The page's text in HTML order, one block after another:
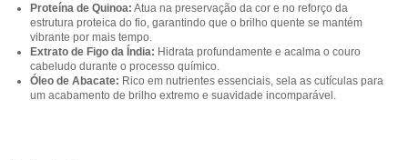
Proteína de Quinoa: Atua na preservação da cor e no reforço da
estrutura proteica do fio, garantindo que o brilho quente se mantém
vibrante por mais tempo.
Extrato de Figo da Índia: Hidrata profundamente e acalma o couro
cabeludo durante o processo químico.
Óleo de Abacate: Rico em nutrientes essenciais, sela as cutículas para
um acabamento de brilho extremo e suavidade incomparável.